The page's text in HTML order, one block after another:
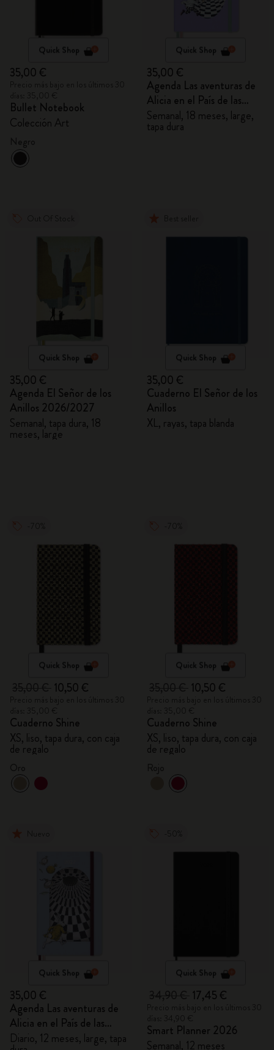
Quick Shop
35,00 €
Bullet Notebook
Colección Art
Quick Shop
35,00 €
Agenda Las aventuras de
Alicia en el País de las
Maravillas 2026/2027
Semanal, 18 meses, large,
tapa dura
Quick Shop
35,00 €
Agenda El Señor de los
Anillos 2026/2027
Semanal, tapa dura, 18
meses, large
Quick Shop
35,00 €
Cuaderno El Señor de los
Anillos
XL, rayas, tapa blanda
Quick Shop
10,50 €
Cuaderno Shine
XS, liso, tapa dura, con caja
de regalo
Quick Shop
10,50 €
Cuaderno Shine
XS, liso, tapa dura, con caja
de regalo
Quick Shop
35,00 €
Agenda Las aventuras de
Alicia en el País de las
Maravillas 2027
Diario, 12 meses, large, tapa
Quick Shop
17,45 €
Smart Planner 2026
Semanal, 12 meses